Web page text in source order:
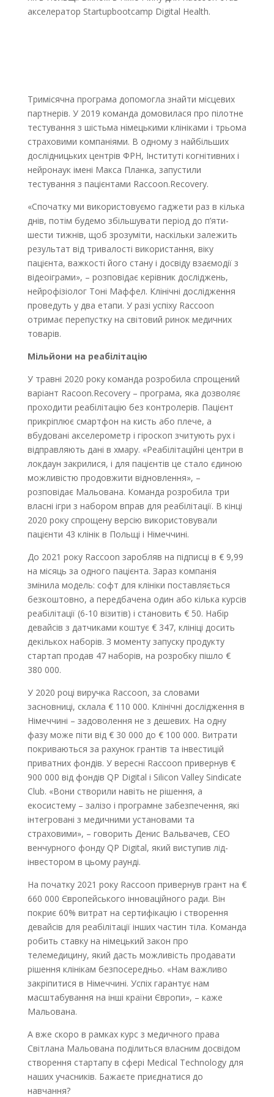
акселератор Startupbootcamp Digital Health.
Тримісячна програма допомогла знайти місцевих
партнерів. У 2019 команда домовилася про пілотне
тестування з шістьма німецькими клініками і трьома
страховими компаніями. В одному з найбільших
дослідницьких центрів ФРН, Інституті когнітивних і
нейронаук імені Макса Планка, запустили
тестування з пацієнтами Raccoon.Recovery.
«Спочатку ми використовуємо гаджети раз в кілька
днів, потім будемо збільшувати період до п’яти-
шести тижнів, щоб зрозуміти, наскільки залежить
результат від тривалості використання, віку
пацієнта, важкості його стану і досвіду взаємодії з
відеоіграми», – розповідає керівник досліджень,
нейрофізіолог Тоні Маффел. Клінічні дослідження
проведуть у два етапи. У разі успіху Racсoon
отримає перепустку на світовий ринок медичних
товарів.
Мільйони на реабілітацію
У травні 2020 року команда розробила спрощений
варіант Racoon.Recovery – програма, яка дозволяє
проходити реабілітацію без контролерів. Пацієнт
прикріплює смартфон на кисть або плече, а
вбудовані акселерометр і гіроскоп зчитують рух і
відправляють дані в хмару. «Реабілітаційні центри в
локдаун закрилися, і для пацієнтів це стало єдиною
можливістю продовжити відновлення», –
розповідає Мальована. Команда розробила три
власні ігри з набором вправ для реабілітації. В кінці
2020 року спрощену версію використовували
пацієнти 43 клінік в Польщі і Німеччині.
До 2021 року Raccoon заробляв на підписці в € 9,99
на місяць за одного пацієнта. Зараз компанія
змінила модель: софт для клініки поставляється
безкоштовно, а передбачена один або кілька курсів
реабілітації (6-10 візитів) і становить € 50. Набір
девайсів з датчиками коштує € 347, клініці досить
декількох наборів. З моменту запуску продукту
стартап продав 47 наборів, на розробку пішло €
380 000.
У 2020 році виручка Raccoon, за словами
засновниці, склала € 110 000. Клінічні дослідження в
Німеччині – задоволення не з дешевих. На одну
фазу може піти від € 30 000 до € 100 000. Витрати
покриваються за рахунок грантів та інвестицій
приватних фондів. У вересні Raccoon привернув €
900 000 від фондів QP Digital і Silicon Valley Sindicate
Club. «Вони створили навіть не рішення, а
екосистему – залізо і програмне забезпечення, які
інтегровані з медичними установами та
страховими», – говорить Денис Вальвачев, СЕО
венчурного фонду QP Digital, який виступив лід-
інвестором в цьому раунді.
На початку 2021 року Raccoon привернув грант на €
660 000 Європейського інноваційного ради. Він
покриє 60% витрат на сертифікацію і створення
девайсів для реабілітації інших частин тіла. Команда
робить ставку на німецький закон про
телемедицину, який дасть можливість продавати
рішення клінікам безпосередньо. «Нам важливо
закріпитися в Німеччині. Успіх гарантує нам
масштабування на інші країни Європи», – каже
Мальована.
А вже скоро в рамках курс з медичного права
Світлана Мальована поділиться власним досвідом
створення стартапу в сфері Medical Technology для
наших учасників. Бажаєте приєднатися до
навчання?